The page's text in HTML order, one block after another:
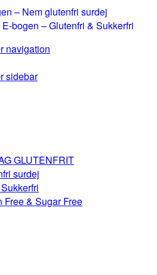
– Nem glutenfri surdej
bogen – Glutenfri & Sukkerfri
navigation
sidebar
GLUTENFRIT
surdej
Free & Sugar Free